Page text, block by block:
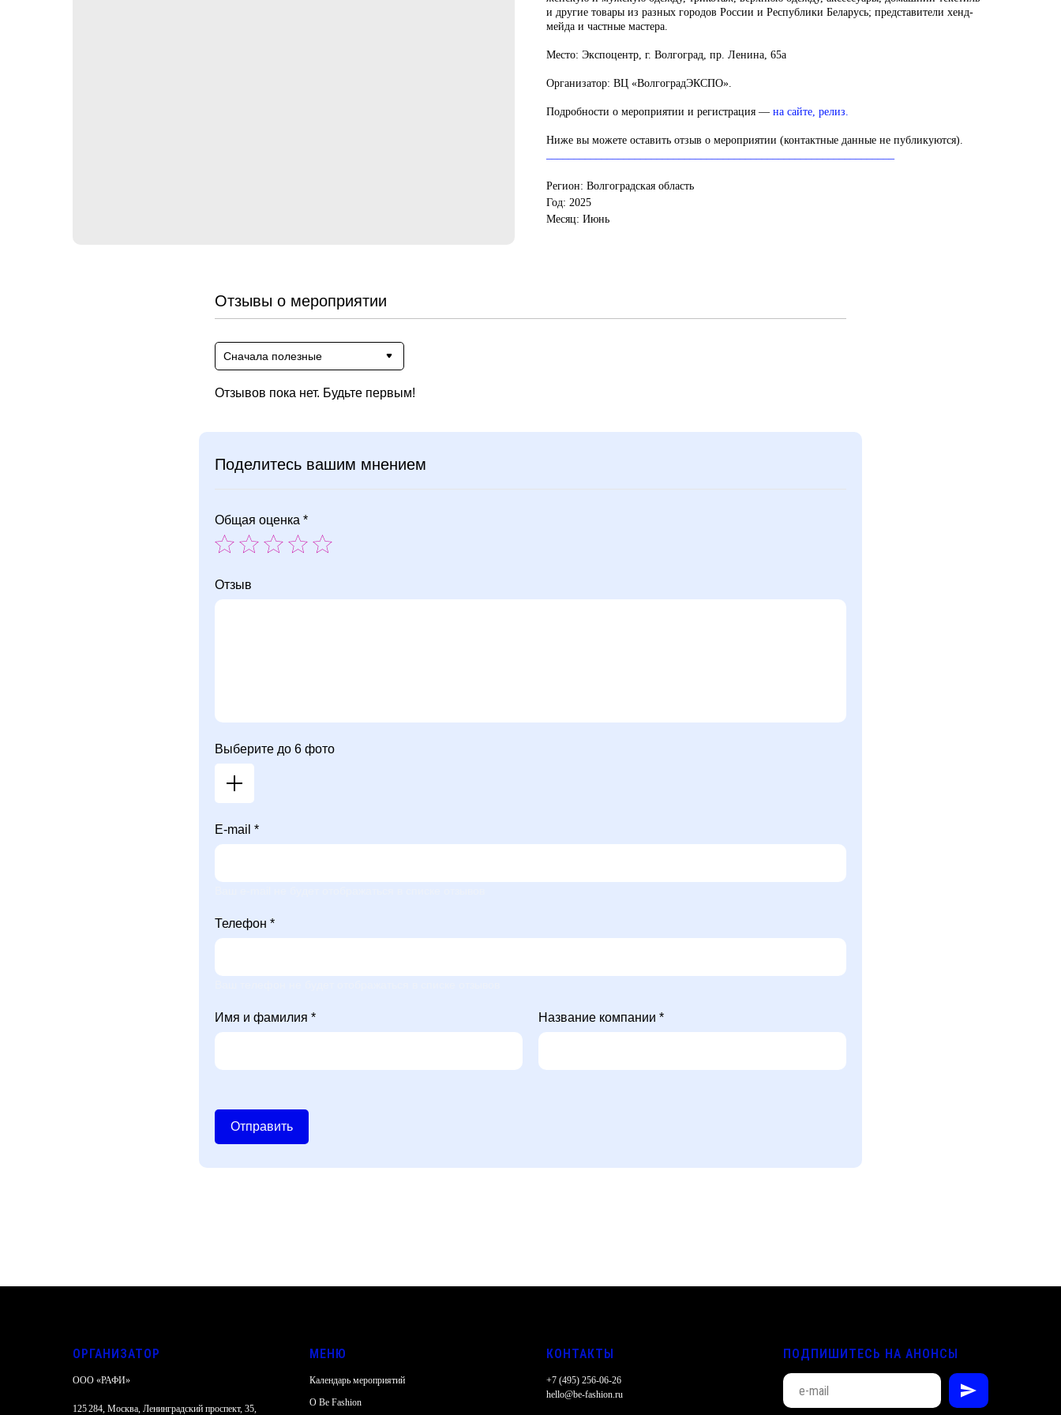
и другие товары из разных городов России и Республики Беларусь; представители хенд-
мейда и частные мастера.
Место: Экспоцентр, г. Волгоград, пр. Ленина, 65а
Организатор: ВЦ «ВолгоградЭКСПО».
Подробности о мероприятии и регистрация — на сайте, релиз.
Ниже вы можете оставить отзыв о мероприятии (контактные данные не публикуются).
Регион: Волгоградская область
Год: 2025
Месяц: Июнь
Отзывы о мероприятии
Сначала полезные
Отзывов пока нет. Будьте первым!
Поделитесь вашим мнением
Общая оценка *
Отзыв
Выберите до 6 фото
E-mail *
Телефон *
Имя и фамилия * Название компании *
Отправить
ОРГАНИЗАТОР
ООО «РАФИ»
125 284, Москва, Ленинградский проспект, 35,
МЕНЮ
Календарь мероприятий
О Be Fashion
КОНТАКТЫ
+7 (495) 256-06-26
hello@be-fashion.ru
ПОДПИШИТЕСЬ НА АНОНСЫ